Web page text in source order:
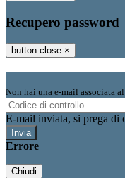
Recupero password
button close ×
Non hai una e-mail associata
E-mail inviata, si prega di
Errore
Chiudi